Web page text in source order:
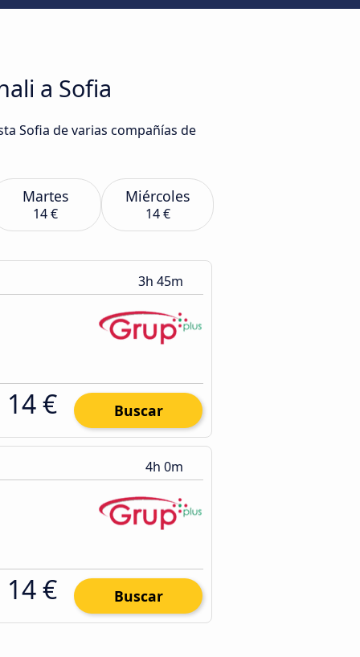
a Sofia
Sofia de varias compañías de
Martes
14 €
Miércoles
14 €
3h 45m
14 € Buscar
4h 0m
14 € Buscar